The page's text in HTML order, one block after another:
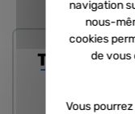
navigation
nous-
cookies
de vous
Vous